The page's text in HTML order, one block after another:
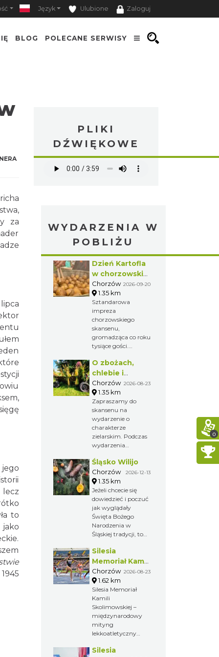
Język Ulubione Zaloguj
BLOG POLECANE SERWISY
za
jego
lecz
to
PLIKI
DŹWIĘKOWE
WYDARZENIA W
POBLIŻU
Dzień Kartofla
w chorzowskim
skansenie
Chorzów 2026-09-20
1.35 km
Sztandarowa
impreza
chorzowskiego
skansenu,
gromadząca co roku
tysiące gości.
dawnych obrzędów
i zwyczajów na
Górnym Śląsku.
O zbożach,
chlebie i
ziołach
Chorzów 2026-08-23
1.35 km
Zapraszamy do
skansenu na
wydarzenie o
charakterze
zielarskim. Podczas
wydarzenia
pokazy prac
żniwnych i działania
młynów.
Śląsko Wilijo
Chorzów 2026-12-13
1.35 km
Jeżeli chcecie się
dowiedzieć i poczuć
jak wyglądały
Święta Bożego
Narodzenia w
Śląskiej tradycji, to
chorzowskiego
skansenu na Śląsko
Wilijo.
Silesia
Memoriał Kamili
Skolimowskiej
Chorzów 2026-08-23
1.62 km
Silesia Memoriał
Kamili
Skolimowskiej –
międzynarodowy
mityng
lekkoatletyczny
przez Fundację
Silesia
0